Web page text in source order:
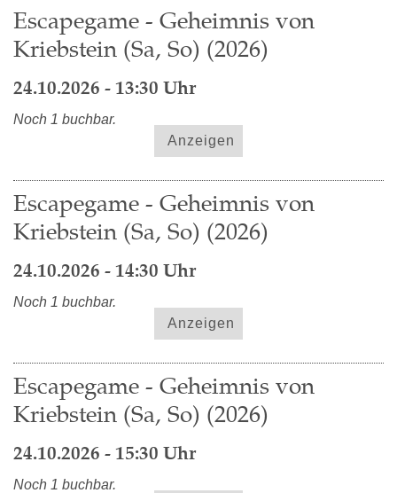
Escapegame - Geheimnis von
Kriebstein (Sa, So) (2026)
24.10.2026 - 13:30 Uhr
Noch 1 buchbar.
Anzeigen
Escapegame - Geheimnis von
Kriebstein (Sa, So) (2026)
24.10.2026 - 14:30 Uhr
Noch 1 buchbar.
Anzeigen
Escapegame - Geheimnis von
Kriebstein (Sa, So) (2026)
24.10.2026 - 15:30 Uhr
Noch 1 buchbar.